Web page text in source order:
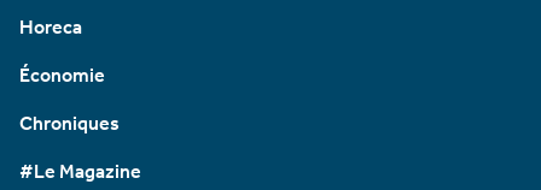
Horeca
Économie
Chroniques
#Le Magazine